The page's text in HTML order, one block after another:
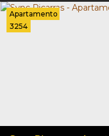
3254
Apartamento